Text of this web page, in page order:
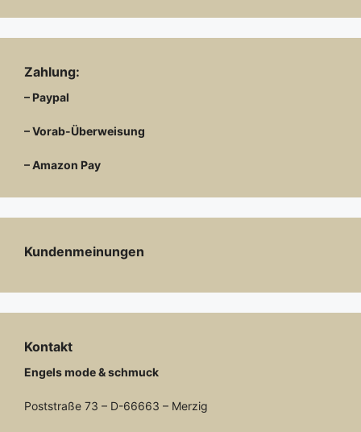
Zahlung:
– Paypal
– Vorab-Überweisung
– Amazon Pay
Kundenmeinungen
Kontakt
Engels mode & schmuck
Poststraße 73 – D-66663 – Merzig